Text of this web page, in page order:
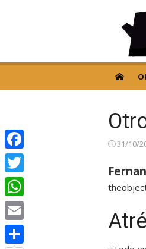
31/10/
Facebook
Twitter
WhatsApp
Email